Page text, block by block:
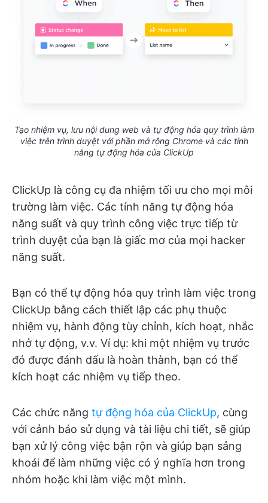
Tạo nhiệm vụ, lưu nội dung web và tự động hóa quy trình làm
việc trên trình duyệt với phần mở rộng Chrome và các tính
năng tự động hóa của ClickUp
ClickUp là công cụ đa nhiệm tối ưu cho mọi môi
trường làm việc. Các tính năng tự động hóa
năng suất và quy trình công việc trực tiếp từ
trình duyệt của bạn là giấc mơ của mọi hacker
năng suất.
Bạn có thể tự động hóa quy trình làm việc trong
ClickUp bằng cách thiết lập các phụ thuộc
nhiệm vụ, hành động tùy chỉnh, kích hoạt, nhắc
nhở tự động, v.v. Ví dụ: khi một nhiệm vụ trước
đó được đánh dấu là hoàn thành, bạn có thể
kích hoạt các nhiệm vụ tiếp theo.
Các chức năng tự động hóa của ClickUp, cùng
với cảnh báo sử dụng và tài liệu chi tiết, sẽ giúp
bạn xử lý công việc bận rộn và giúp bạn sảng
khoái để làm những việc có ý nghĩa hơn trong
nhóm hoặc khi làm việc một mình.